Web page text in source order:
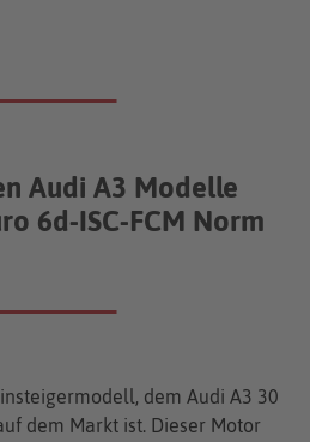
Audi A3 Modelle
6d-ISC-FCM Norm
dem Audi A3 30
dem Markt ist. Dieser Motor